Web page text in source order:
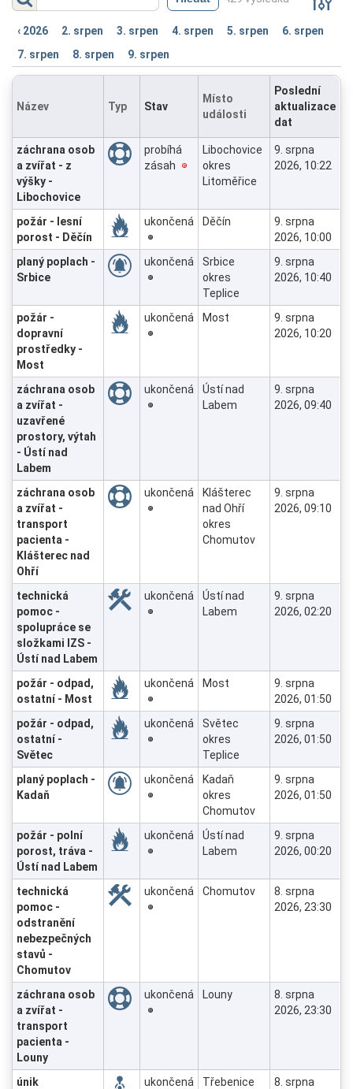
‹ 2026 2. srpen 3. srpen 4. srpen 5. srpen
6. srpen
7. srpen
8. srpen 9. srpen
)
Název Typ Stav
Místo
události
Poslední
aktualizace
dat
záchrana osob
a zvířat - z
výšky -
Libochovice
probíhá
zásah
Libochovice
okres
Litoměřice
9. srpna
2026, 10:22
požár - lesní
porost - Děčín
ukončená Děčín
9. srpna
2026, 10:00
planý poplach -
Srbice
ukončená
Srbice
okres
Teplice
9. srpna
2026, 10:40
požár -
dopravní
prostředky -
Most
ukončená Most
9. srpna
2026, 10:20
záchrana osob
a zvířat -
uzavřené
prostory, výtah
- Ústí nad
Labem
ukončená
Ústí nad
Labem
9. srpna
2026, 09:40
záchrana osob
a zvířat -
transport
pacienta -
Klášterec nad
Ohří
ukončená
Klášterec
nad Ohří
okres
Chomutov
9. srpna
2026, 09:10
technická
pomoc -
spolupráce se
složkami IZS -
Ústí nad Labem
ukončená
Ústí nad
Labem
9. srpna
2026, 02:20
požár - odpad,
ostatní - Most
ukončená Most
9. srpna
2026, 01:50
požár - odpad,
ostatní -
Světec
ukončená
Světec
okres
Teplice
9. srpna
2026, 01:50
planý poplach -
Kadaň
ukončená
Kadaň
okres
Chomutov
9. srpna
2026, 01:50
požár - polní
porost, tráva -
Ústí nad Labem
ukončená
Ústí nad
Labem
9. srpna
2026, 00:20
technická
pomoc -
odstranění
nebezpečných
stavů -
Chomutov
ukončená Chomutov
8. srpna
2026, 23:30
záchrana osob
a zvířat -
transport
pacienta -
Louny
ukončená Louny
8. srpna
2026, 23:30
únik
ukončená
Třebenice
8. srpna